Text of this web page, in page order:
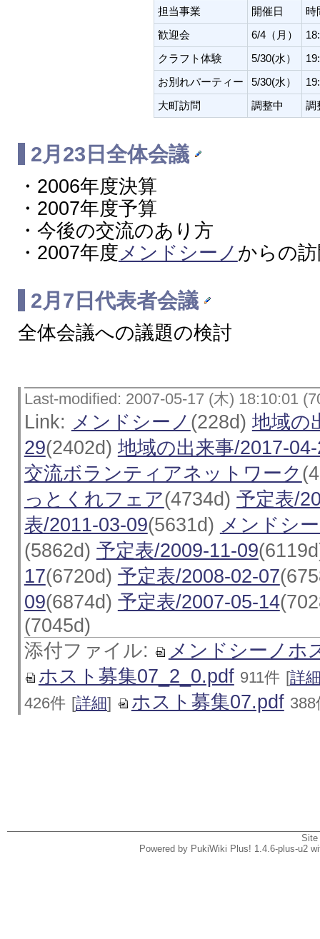
担当事業 開催日
時
歓迎会
6/4（月）
クラフト体験
5/30(水）
お別れパーティー
5/30(水）
大町訪問
調整中 調
2月23日全体会議
・2006年度決算
・2007年度予算
・今後の交流のあり方
・2007年度メンドシーノ からの
2月7日代表者会議
全体会議への議題の検討
Last-modified: 2007-05-17 (木) 18:10:01
Link: メンドシーノ (228d) 地域の
29(2402d) 地域の出来事/2017-
交流ボランティアネットワーク
っとくれフェア(4734d) 予定表/
表/2011-03-09(5631d) メンドシ
(5862d) 予定表/2009-11-09
17(6720d) 予定表/2008-02-07
09(6874d) 予定表/2007-05-14
(7045d)
添付ファイル:
メンドシーノホ
ホスト募集07_2_0.pdf 911件 [詳
426件 [詳細] ホスト募集07.pdf 388
Powered by PukiWiki Plus! 1.4.6-plus-u2